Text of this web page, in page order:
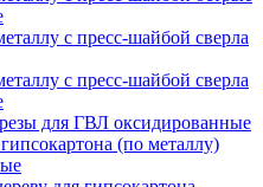
с пресс-шайбой сверла
с пресс-шайбой сверла
для ГВЛ оксидированные
(по металлу)